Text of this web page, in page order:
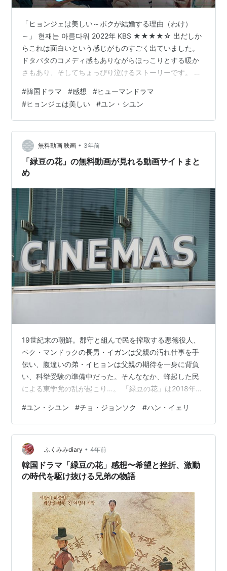
「ヒョンジェは美しい～ボクが結婚する理由（わけ）
～」 현재는 아름다워 2022年 KBS ★★★★☆ 出だしか
らこれは面白いという感じがものすごく出ていました。
ドタバタのコメディ感もありながらほっこりとする暖か
さもあり、そしてちょっぴり泣けるストーリーです。 家
になり最後まで楽しく見られました。 スピード感はそれ
ほどないのですが、メリハリがあって飽きることはあり
ません。登場人物一人一人が丁寧に描かれているので、
その時々の心の内が良く理解できました。 この手のドラ
マは悲しく終わるわけがないのでその点も安心して見て
いられました。 ただ韓ドラには…
#韓国ドラマ #感想 #ヒューマンドラマ
#ヒョンジェは美しい #ユン・シユン
無料動画 映画 • 3年前
「緑豆の花」の無料動画が見れる動画サイトまと
め
19世紀末の朝鮮。郡守と組んで民を搾取する悪徳役人、
ペク・マンドゥクの長男・イガンは父親の汚れ仕事を手
伝い、腹違いの弟・イヒョンは父親の期待を一身に背負
い、科挙受験の準備中だった。そんななか、蜂起した民
による東学党の乱が起こり…。 「緑豆の花」は2018年に
は、「緑豆の花」が無料で見れる動画サイトをまとめて
います。 ただ、無料サイトではまず動画は見つからない
と思います。昔よりもずっと、違法アップロード動画の
取り締まりが厳しくなってますからね。ちなみに私は時
間をムダにするのが大嫌いなんで、動画配信サイトをず
っと使ってます。 「緑豆の花」を無料サイ…
#ユン・シユン #チョ・ジョンソク #ハン・イェリ
ふくみみdiary • 4年前
韓国ドラマ「緑豆の花」感想〜希望と挫折、激動
の時代を駆け抜ける兄弟の物語